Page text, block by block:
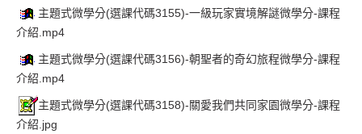
主題式微學分(選課代碼3155)-一級玩家實境解謎微學分-課程
介紹.mp4
主題式微學分(選課代碼3156)-朝聖者的奇幻旅程微學分-課程
介紹.mp4
主題式微學分(選課代碼3158)-關愛我們共同家園微學分-課程
介紹.jpg